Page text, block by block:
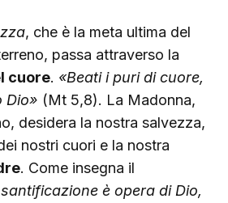
, che è la meta ultima del
passa attraverso la
cuore. «Beati i puri di cuore,
Dio» (Mt 5,8). La Madonna,
desidera la nostra salvezza,
nostri cuori e la nostra
. Come insegna il
è opera di Dio,